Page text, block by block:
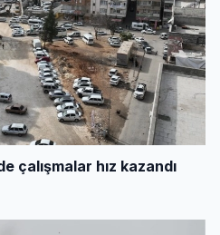
çalışmalar hız kazandı